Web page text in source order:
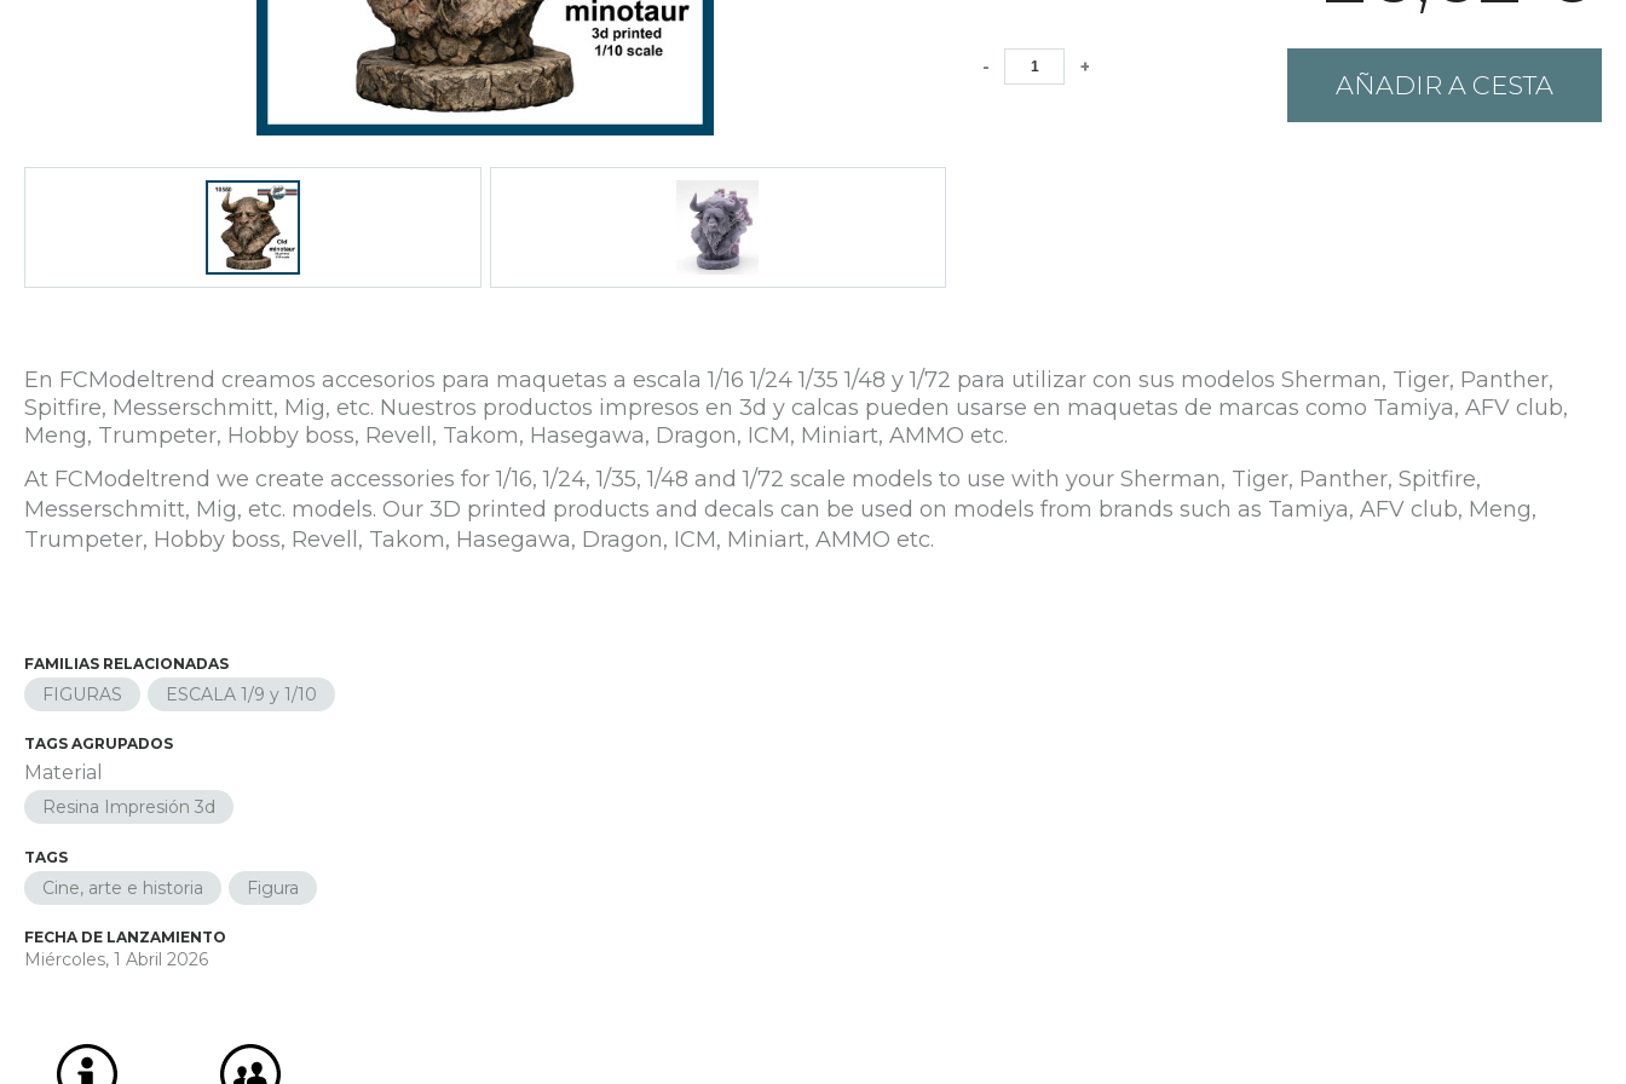
- +
AÑADIR A CESTA
En FCModeltrend creamos accesorios para maquetas a escala 1/16 1/24 1/35 1/48 y 1/72 para utilizar con sus modelos Sherman, Tiger, Panther,
Spitfire, Messerschmitt, Mig, etc. Nuestros productos impresos en 3d y calcas pueden usarse en maquetas de marcas como Tamiya, AFV club,
Meng, Trumpeter, Hobby boss, Revell, Takom, Hasegawa, Dragon, ICM, Miniart, AMMO etc.
At FCModeltrend we create accessories for 1/16, 1/24, 1/35, 1/48 and 1/72 scale models to use with your Sherman, Tiger, Panther, Spitfire,
Messerschmitt, Mig, etc. models. Our 3D printed products and decals can be used on models from brands such as Tamiya, AFV club, Meng,
Trumpeter, Hobby boss, Revell, Takom, Hasegawa, Dragon, ICM, Miniart, AMMO etc.
FAMILIAS RELACIONADAS
FIGURAS ESCALA 1/9 y 1/10
TAGS AGRUPADOS
Material
Resina Impresión 3d
TAGS
Cine, arte e historia Figura
FECHA DE LANZAMIENTO
Miércoles, 1 Abril 2026